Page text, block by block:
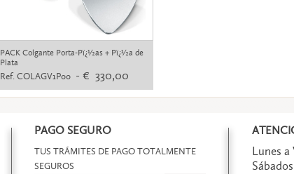
PACK Colgante Porta-Pï¿½as + Pï¿½a de
Plata
Ref. COLAGV1P00 - € 330,00
PAGO SEGURO
TUS TRÁMITES DE PAGO TOTALMENTE
SEGUROS
Lunes a